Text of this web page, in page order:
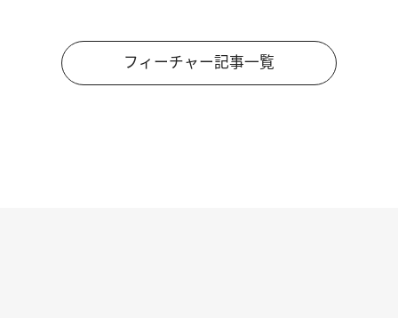
フィーチャー記事一覧